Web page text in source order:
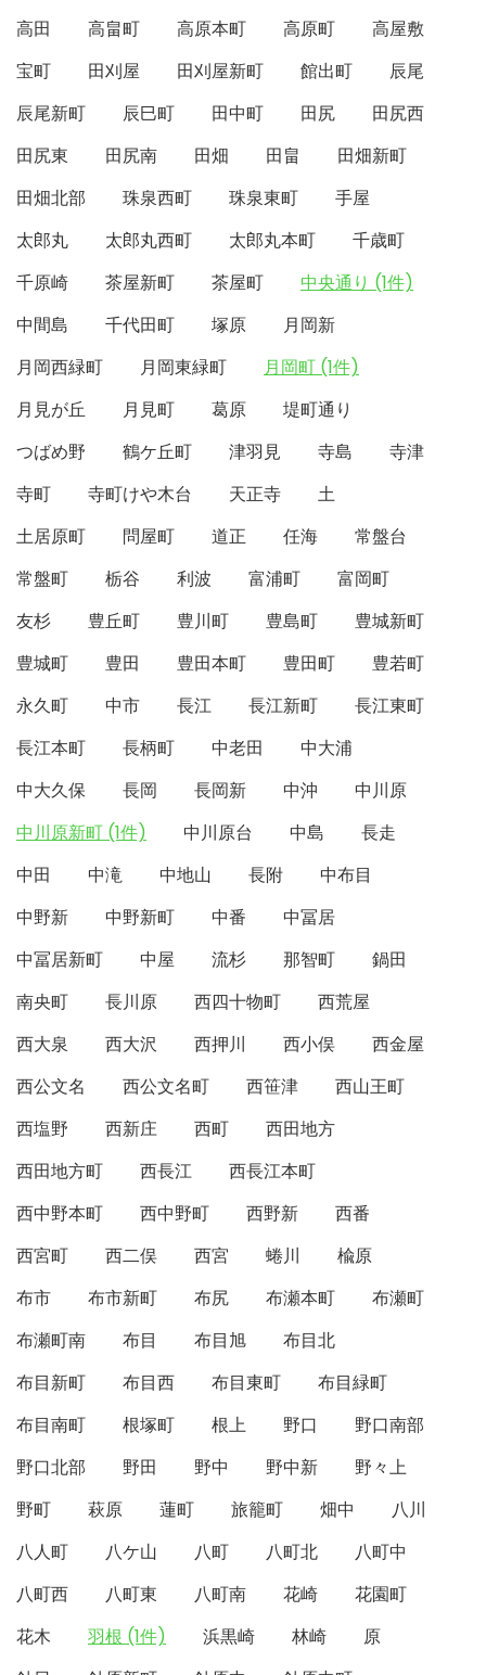
高田
高畠町 高原本町 高原町
高屋敷
宝町
田刈屋 田刈屋新町 館出町
辰尾
辰尾新町
辰巳町 田中町 田尻
田尻西
田尻東
田尻南 田畑 田畠
田畑新町
田畑北部
珠泉西町 珠泉東町
手屋
太郎丸
太郎丸西町 太郎丸本町
千歳町
千原崎
茶屋新町 茶屋町
中央通り (1件)
中間島
千代田町 塚原
月岡新
月岡西緑町
月岡東緑町
月岡町 (1件)
月見が丘
月見町 葛原
堤町通り
つばめ野
鶴ケ丘町 津羽見 寺島
寺津
寺町
寺町けや木台 天正寺
土
土居原町
問屋町 道正 任海
常盤台
常盤町
栃谷 利波 富浦町
富岡町
友杉
豊丘町 豊川町 豊島町
豊城新町
豊城町
豊田 豊田本町 豊田町
豊若町
永久町
中市 長江 長江新町
長江東町
長江本町
長柄町 中老田
中大浦
中大久保
長岡 長岡新 中沖
中川原
中川原新町 (1件)
中川原台 中島
長走
中田
中滝 中地山 長附
中布目
中野新
中野新町 中番
中冨居
中冨居新町
中屋 流杉 那智町
鍋田
南央町
長川原 西四十物町
西荒屋
西大泉
西大沢 西押川 西小俣
西金屋
西公文名
西公文名町 西笹津
西山王町
西塩野
西新庄 西町
西田地方
西田地方町
西長江
西長江本町
西中野本町
西中野町 西野新
西番
西宮町
西二俣 西宮 蜷川
楡原
布市
布市新町 布尻 布瀬本町
布瀬町
布瀬町南
布目 布目旭
布目北
布目新町
布目西 布目東町
布目緑町
布目南町
根塚町 根上 野口
野口南部
野口北部
野田 野中 野中新
野々上
野町
萩原 蓮町 旅籠町 畑中
八川
八人町
八ケ山 八町 八町北
八町中
八町西
八町東 八町南 花崎
花園町
花木
羽根 (1件) 浜黒崎 林崎
原